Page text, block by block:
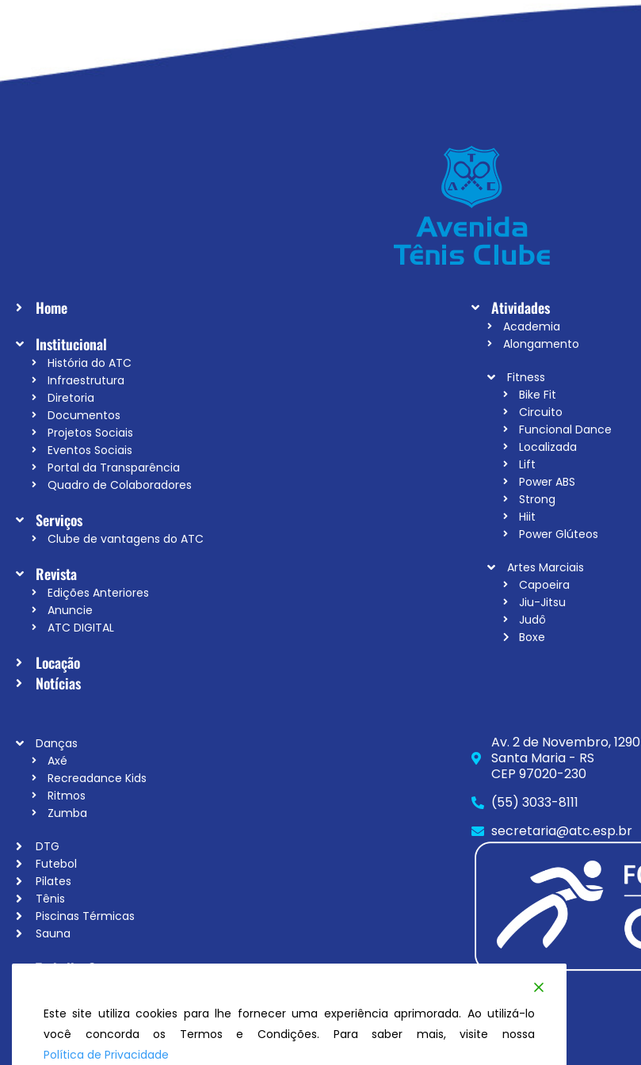
Home
Institucional
História do ATC
Infraestrutura
Diretoria
Documentos
Projetos Sociais
Eventos Sociais
Portal da Transparência
Quadro de Colaboradores
Serviços
Clube de vantagens do ATC
Revista
Edições Anteriores
Anuncie
ATC DIGITAL
Locação
Notícias
Atividades
Academia
Alongamento
Fitness
Bike Fit
Circuito
Funcional Dance
Localizada
Lift
Power ABS
Strong
Hiit
Power Glúteos
Artes Marciais
Capoeira
Jiu-Jitsu
Judô
Boxe
Danças
Axé
Recreadance Kids
Ritmos
Zumba
DTG
Futebol
Pilates
Tênis
Piscinas Térmicas
Sauna
Trabalhe Conosco
Ouvidoria
Política de Privacidade
Perguntas Frequentes
Av. 2 de Novembro, 1290
Santa Maria - RS
CEP 97020-230
(55) 3033-8111
secretaria@atc.esp.br
Este site utiliza cookies para lhe fornecer uma experiência aprimorada. Ao utilizá-lo
você concorda os Termos e Condições. Para saber mais, visite nossa
Política de Privacidade